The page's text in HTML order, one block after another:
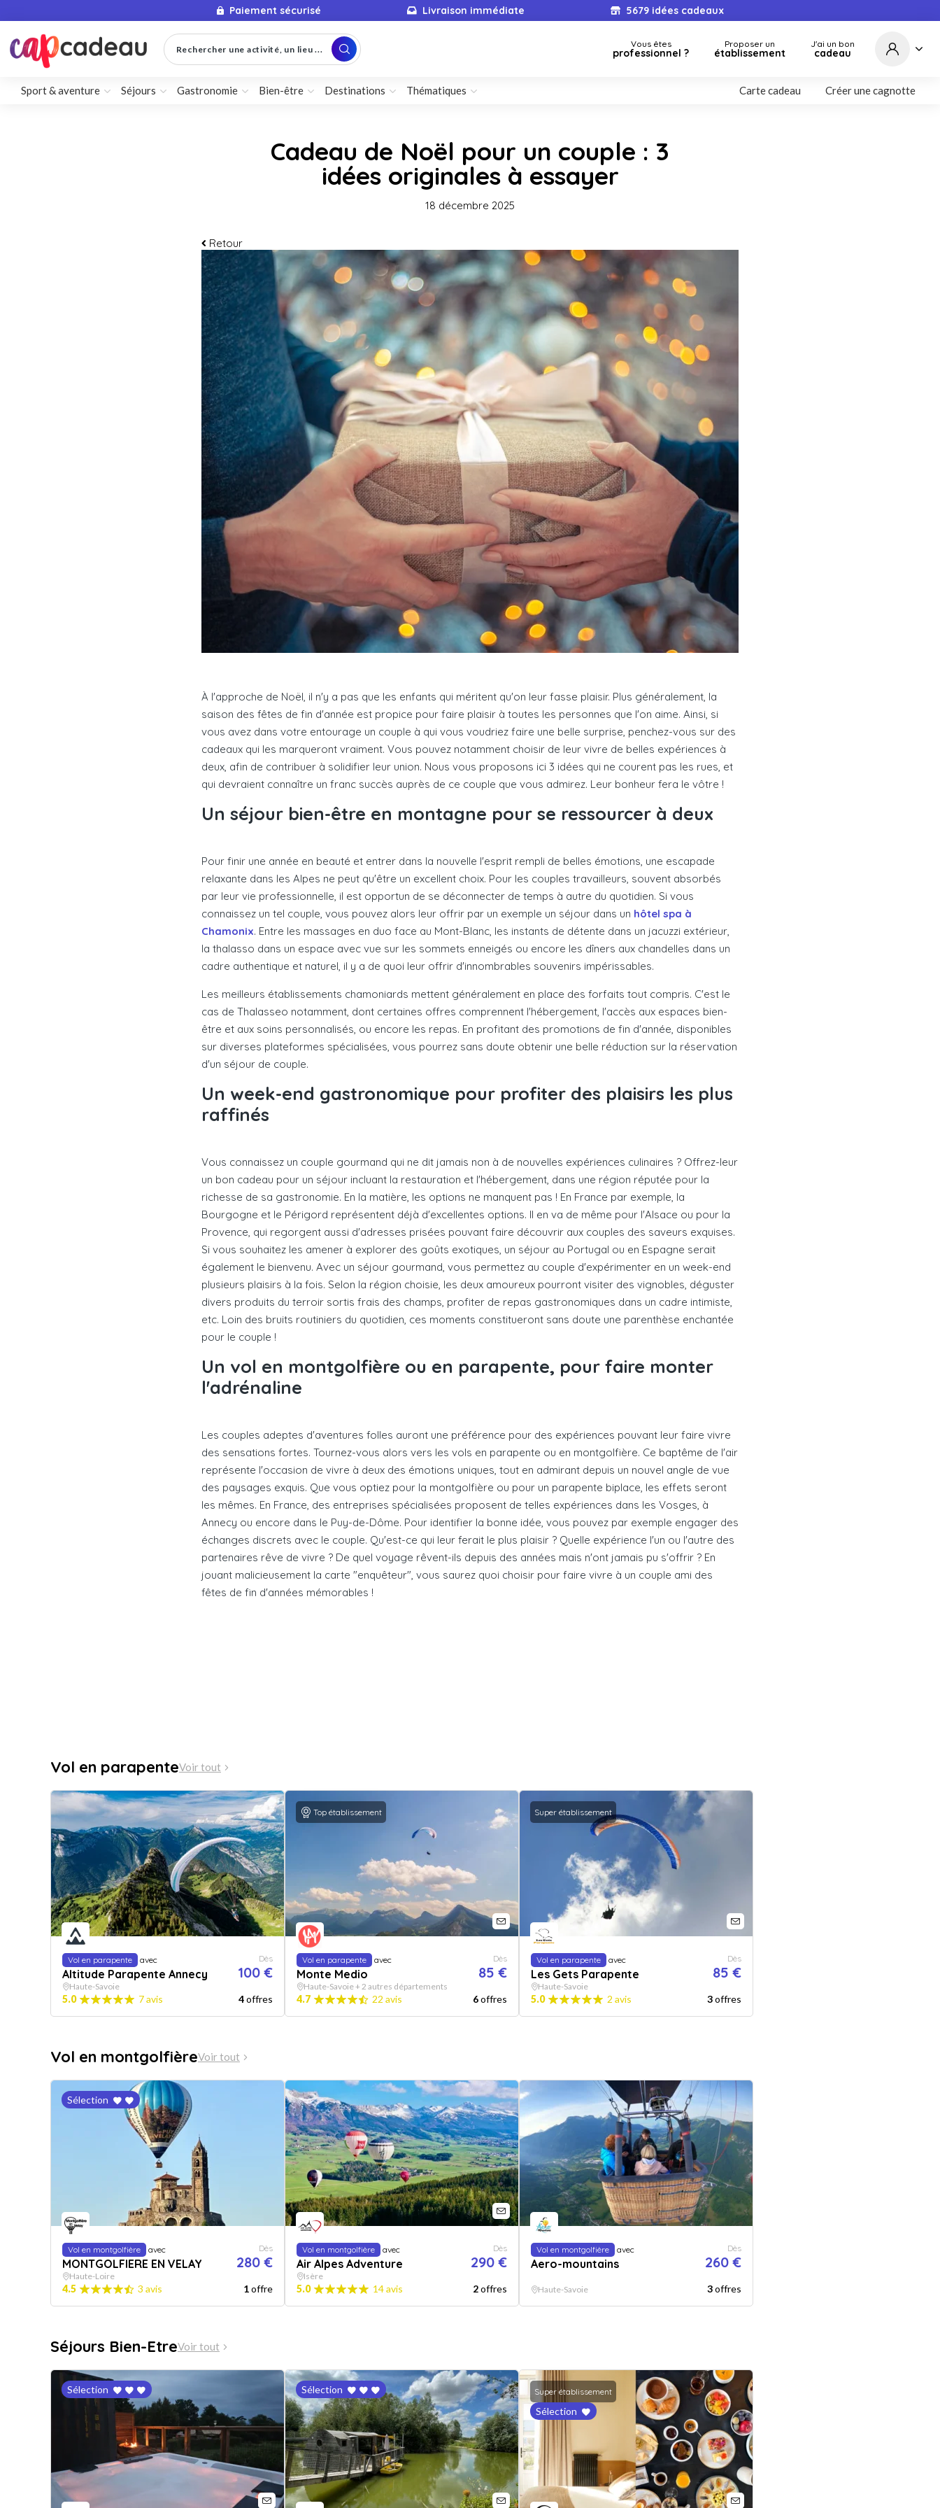
Paiement sécurisé Livraison immédiate 5679 idées cadeaux
Rechercher une activité, un lieu ... Vous êtes
professionnel ?
Proposer un
établissement
J'ai un bon
cadeau
Sport & aventure Séjours Gastronomie Bien-être Destinations Thématiques Carte cadeau Créer une cagnotte
Cadeau de Noël pour un couple : 3
idées originales à essayer
18 décembre 2025
Retour
À l'approche de Noël, il n'y a pas que les enfants qui méritent qu'on leur fasse plaisir. Plus généralement, la
saison des fêtes de fin d'année est propice pour faire plaisir à toutes les personnes que l'on aime. Ainsi, si
vous avez dans votre entourage un couple à qui vous voudriez faire une belle surprise, penchez-vous sur des
cadeaux qui les marqueront vraiment. Vous pouvez notamment choisir de leur vivre de belles expériences à
deux, afin de contribuer à solidifier leur union. Nous vous proposons ici 3 idées qui ne courent pas les rues, et
qui devraient connaître un franc succès auprès de ce couple que vous admirez. Leur bonheur fera le vôtre !
Un séjour bien-être en montagne pour se ressourcer à deux
Pour finir une année en beauté et entrer dans la nouvelle l'esprit rempli de belles émotions, une escapade
relaxante dans les Alpes ne peut qu'être un excellent choix. Pour les couples travailleurs, souvent absorbés
par leur vie professionnelle, il est opportun de se déconnecter de temps à autre du quotidien. Si vous
connaissez un tel couple, vous pouvez alors leur offrir par un exemple un séjour dans un hôtel spa à
Chamonix. Entre les massages en duo face au Mont-Blanc, les instants de détente dans un jacuzzi extérieur,
la thalasso dans un espace avec vue sur les sommets enneigés ou encore les dîners aux chandelles dans un
cadre authentique et naturel, il y a de quoi leur offrir d'innombrables souvenirs impérissables.
Les meilleurs établissements chamoniards mettent généralement en place des forfaits tout compris. C'est le
cas de Thalasseo notamment, dont certaines offres comprennent l'hébergement, l'accès aux espaces bien-
être et aux soins personnalisés, ou encore les repas. En profitant des promotions de fin d'année, disponibles
sur diverses plateformes spécialisées, vous pourrez sans doute obtenir une belle réduction sur la réservation
d'un séjour de couple.
Un week-end gastronomique pour profiter des plaisirs les plus
raffinés
Vous connaissez un couple gourmand qui ne dit jamais non à de nouvelles expériences culinaires ? Offrez-leur
un bon cadeau pour un séjour incluant la restauration et l'hébergement, dans une région réputée pour la
richesse de sa gastronomie. En la matière, les options ne manquent pas ! En France par exemple, la
Bourgogne et le Périgord représentent déjà d'excellentes options. Il en va de même pour l'Alsace ou pour la
Provence, qui regorgent aussi d'adresses prisées pouvant faire découvrir aux couples des saveurs exquises.
Si vous souhaitez les amener à explorer des goûts exotiques, un séjour au Portugal ou en Espagne serait
également le bienvenu. Avec un séjour gourmand, vous permettez au couple d'expérimenter en un week-end
plusieurs plaisirs à la fois. Selon la région choisie, les deux amoureux pourront visiter des vignobles, déguster
divers produits du terroir sortis frais des champs, profiter de repas gastronomiques dans un cadre intimiste,
etc. Loin des bruits routiniers du quotidien, ces moments constitueront sans doute une parenthèse enchantée
pour le couple !
Un vol en montgolfière ou en parapente, pour faire monter
l'adrénaline
Les couples adeptes d'aventures folles auront une préférence pour des expériences pouvant leur faire vivre
des sensations fortes. Tournez-vous alors vers les vols en parapente ou en montgolfière. Ce baptême de l'air
représente l'occasion de vivre à deux des émotions uniques, tout en admirant depuis un nouvel angle de vue
des paysages exquis. Que vous optiez pour la montgolfière ou pour un parapente biplace, les effets seront
les mêmes. En France, des entreprises spécialisées proposent de telles expériences dans les Vosges, à
Annecy ou encore dans le Puy-de-Dôme. Pour identifier la bonne idée, vous pouvez par exemple engager des
échanges discrets avec le couple. Qu'est-ce qui leur ferait le plus plaisir ? Quelle expérience l'un ou l'autre des
partenaires rêve de vivre ? De quel voyage rêvent-ils depuis des années mais n'ont jamais pu s'offrir ? En
jouant malicieusement la carte "enquêteur", vous saurez quoi choisir pour faire vivre à un couple ami des
fêtes de fin d'années mémorables !
Vol en parapenteVoir tout
Vol en parapente avec
Altitude Parapente Annecy
Dès
100 €
Haute-Savoie
5.0 7 avis 4offres
Top établissement
Vol en parapente avec
Monte Medio
Dès
85 €
Haute-Savoie + 2 autres départements
4.7 22 avis 6offres
Super établissement
Vol en parapente avec
Les Gets Parapente
Dès
85 €
Haute-Savoie
5.0 2 avis 3offres
Vol en montgolfièreVoir tout
Sélection
Vol en montgolfière avec
MONTGOLFIERE EN VELAY
Dès
280 €
Haute-Loire
4.5 3 avis 1offre
Vol en montgolfière avec
Air Alpes Adventure
Dès
290 €
Isère
5.0 14 avis 2offres
Vol en montgolfière avec
Aero-mountains
Dès
260 €
Haute-Savoie 3offres
Séjours Bien-EtreVoir tout
Sélection Sélection Super établissement
Sélection